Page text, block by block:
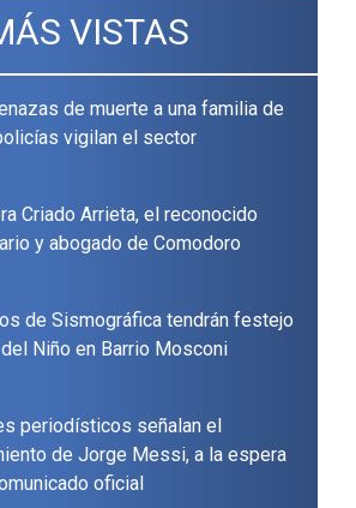
VISTAS
de muerte a una familia de
vigilan el sector
Criado Arrieta, el reconocido
y abogado de Comodoro
de Sismográfica tendrán festejo
Niño en Barrio Mosconi
periodísticos señalan el
de Jorge Messi, a la espera
oficial